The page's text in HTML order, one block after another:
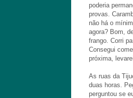
poderia
provas.
não há o
agora? Bom,
frango. Corri
Consegui
próxima,
As ruas da
duas horas.
perguntou se